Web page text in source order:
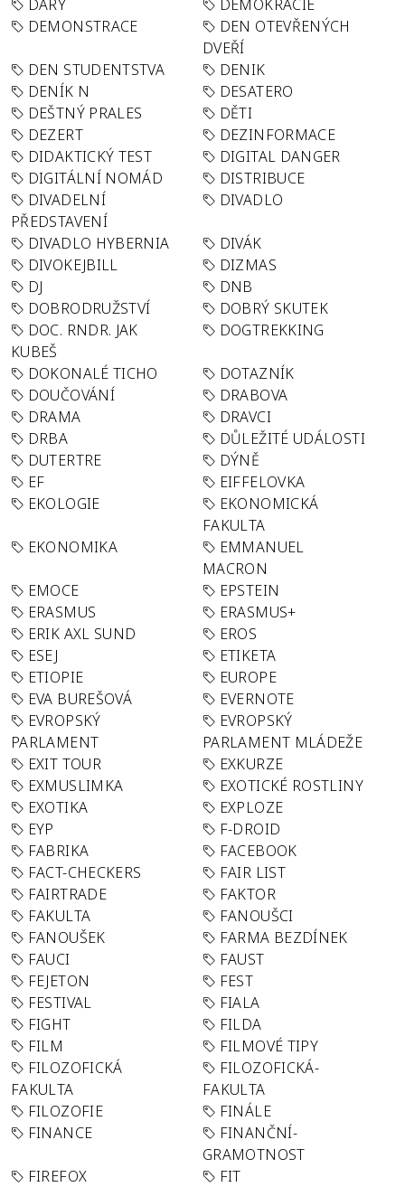
DARY
DEMOKRACIE
DEMONSTRACE
DEN OTEVŘENÝCH
DVEŘÍ
DEN STUDENTSTVA
DENIK
DENÍK N
DESATERO
DEŠTNÝ PRALES
DĚTI
DEZERT
DEZINFORMACE
DIDAKTICKÝ TEST
DIGITAL DANGER
DIGITÁLNÍ NOMÁD
DISTRIBUCE
DIVADELNÍ
PŘEDSTAVENÍ
DIVADLO
DIVADLO HYBERNIA
DIVÁK
DIVOKEJBILL
DIZMAS
DJ
DNB
DOBRODRUŽSTVÍ
DOBRÝ SKUTEK
DOC. RNDR. JAK
KUBEŠ
DOGTREKKING
DOKONALÉ TICHO
DOTAZNÍK
DOUČOVÁNÍ
DRABOVA
DRAMA
DRAVCI
DRBA
DŮLEŽITÉ UDÁLOSTI
DUTERTRE
DÝNĚ
EF
EIFFELOVKA
EKOLOGIE
EKONOMICKÁ
FAKULTA
EKONOMIKA
EMMANUEL
MACRON
EMOCE
EPSTEIN
ERASMUS
ERASMUS+
ERIK AXL SUND
EROS
ESEJ
ETIKETA
ETIOPIE
EUROPE
EVA BUREŠOVÁ
EVERNOTE
EVROPSKÝ
PARLAMENT
EVROPSKÝ
PARLAMENT MLÁDEŽE
EXIT TOUR
EXKURZE
EXMUSLIMKA
EXOTICKÉ ROSTLINY
EXOTIKA
EXPLOZE
EYP
F-DROID
FABRIKA
FACEBOOK
FACT-CHECKERS
FAIR LIST
FAIRTRADE
FAKTOR
FAKULTA
FANOUŠCI
FANOUŠEK
FARMA BEZDÍNEK
FAUCI
FAUST
FEJETON
FEST
FESTIVAL
FIALA
FIGHT
FILDA
FILM
FILMOVÉ TIPY
FILOZOFICKÁ
FAKULTA
FILOZOFICKÁ-
FAKULTA
FILOZOFIE
FINÁLE
FINANCE
FINANČNÍ-
GRAMOTNOST
FIREFOX
FIT